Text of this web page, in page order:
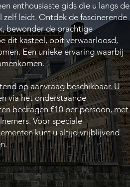
enthousiaste gids die u langs de
zelf leidt. Ontdek de fascinerende
bewonder de prachtige
dit kasteel, ooit verwaarloosd,
Een unieke ervaring waarbij
op aanvraag beschikbaar. U
via het onderstaande
bedragen €10 per persoon, met
Voor speciale
kunt u altijd vrijblijvend